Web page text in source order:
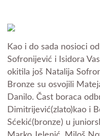
Kao i do sada nosioci
Sofronijević i Isidora
okitila još Natalija
Bronze su osvojili
Danilo. Čast boraca
Dimitrijević(zlato)kao i
Sćekić(bronze) u